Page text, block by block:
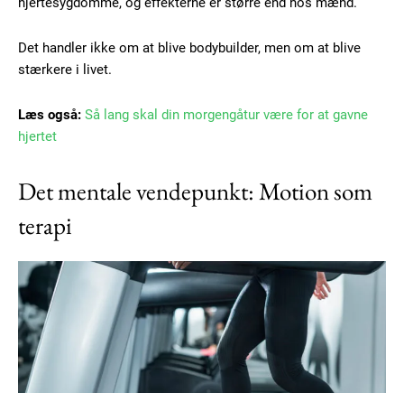
Free limited access
Gratis / forever
Etiam est nibh, lobortis sit
Det handler ikke om at blive bodybuilder, men om at blive
stærkere i livet.
Læs også: Så lang skal din morgengåtur være for at gavne
hjertet
Det mentale vendepunkt: Motion som
terapi